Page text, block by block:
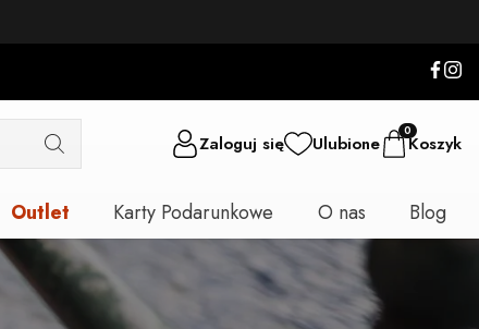
Zaloguj się Ulubione
0
Koszyk
Outlet Karty Podarunkowe O nas Blog